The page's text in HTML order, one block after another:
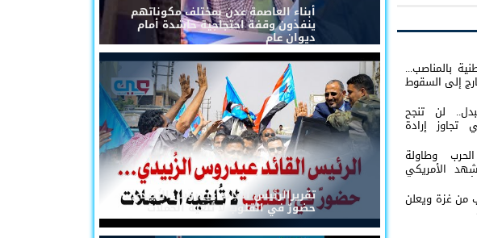
بالمناصب...
إلى السقوط
لن تنجح
تجاوز إرادة
وطاولة
الأمريكي
أسواق الطاقة
من غزة ويعلن
أبناء العاصمة عدن بمختلف مكوناتهم
ينفذون وقفة احتجاجية حاشدة أمام
ديوان عام
تقريرالرئيس القائد عيدروس الزُبيدي...
حضورٌ في القلوب لا تُلغيه الحملات